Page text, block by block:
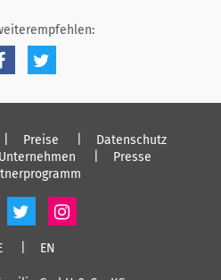
Preise
Datenschutz
Presse
EN